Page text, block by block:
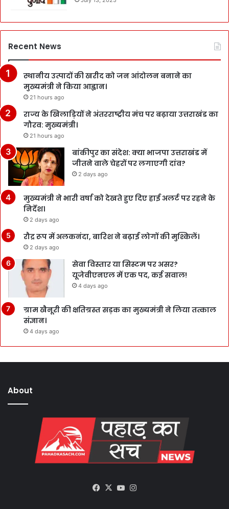
Recent News
स्थानीय उत्पादों की खरीद को जन आंदोलन बनाने का
मुख्यमंत्री ने किया आह्वान।
21 hours ago
राज्य के खिलाड़ियों ने अंतरराष्ट्रीय मंच पर बढ़ाया उत्तराखंड का
गौरव: मुख्यमंत्री।
21 hours ago
बांकीपुर का संदेश: क्या भाजपा उत्तराखंड में
जीतने वाले चेहरों पर लगाएगी दांव?
2 days ago
मुख्यमंत्री ने भारी वर्षा को देखते हुए दिए हाई अलर्ट पर रहने के
निर्देश।
2 days ago
रौद्र रूप में अलकनंदा, बारिश ने बढ़ाई लोगों की मुश्किलें।
2 days ago
सेवा विस्तार या सिस्टम पर असर?
यूजेवीएनएल में एक पद, कई सवाल!
4 days ago
ग्राम खैनूरी की क्षतिग्रस्त सड़क का मुख्यमंत्री ने लिया तत्काल
संज्ञान।
4 days ago
About
Facebook
X YouTube